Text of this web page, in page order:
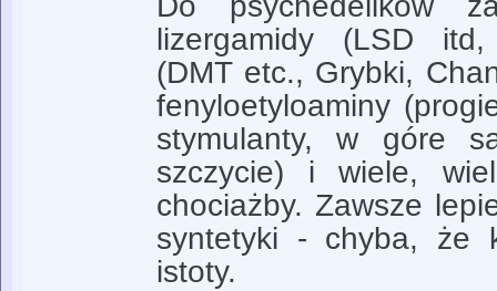
lizergamidy (LSD
(DMT etc., Grybki,
fenyloetyloaminy
stymulanty, w góre
szczycie) i wiele,
chociażby. Zawsze
syntetyki - chyba, że
istoty.